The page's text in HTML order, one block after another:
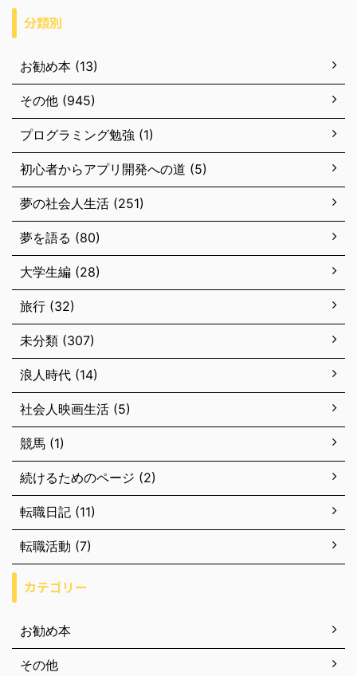
分類別
お勧め本 (13)
その他 (945)
プログラミング勉強 (1)
初心者からアプリ開発への道 (5)
夢の社会人生活 (251)
夢を語る (80)
大学生編 (28)
旅行 (32)
未分類 (307)
浪人時代 (14)
社会人映画生活 (5)
競馬 (1)
続けるためのページ (2)
転職日記 (11)
転職活動 (7)
カテゴリー
お勧め本
その他